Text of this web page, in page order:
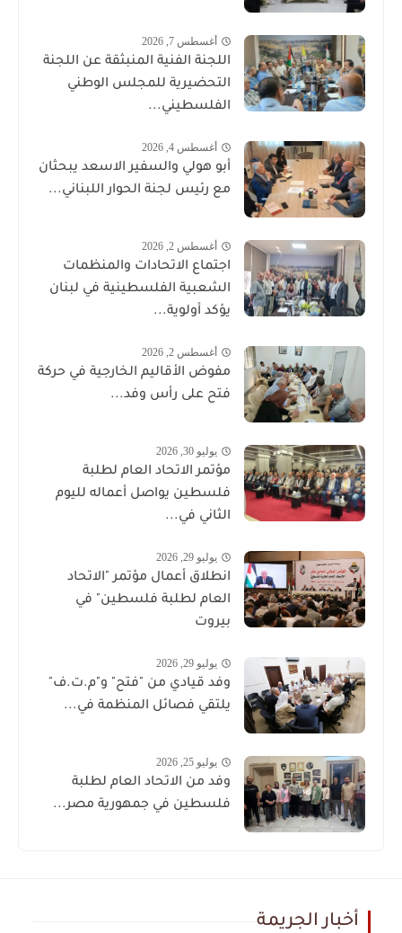
أغسطس 7, 2026
اللجنة الفنية المنبثقة عن اللجنة
التحضيرية للمجلس الوطني
الفلسطيني...
أغسطس 4, 2026
أبو هولي والسفير الاسعد يبحثان
مع رئيس لجنة الحوار اللبناني...
أغسطس 2, 2026
اجتماع الاتحادات والمنظمات
الشعبية الفلسطينية في لبنان
يؤكد أولوية...
أغسطس 2, 2026
مفوض الأقاليم الخارجية في حركة
فتح على رأس وفد...
يوليو 30, 2026
مؤتمر الاتحاد العام لطلبة
فلسطين يواصل أعماله لليوم
الثاني في...
يوليو 29, 2026
انطلاق أعمال مؤتمر "الاتحاد
العام لطلبة فلسطين" في
بيروت
يوليو 29, 2026
وفد قيادي من "فتح" و"م.ت.ف"
يلتقي فصائل المنظمة في...
يوليو 25, 2026
وفد من الاتحاد العام لطلبة
فلسطين في جمهورية مصر...
أخبار الجريمة